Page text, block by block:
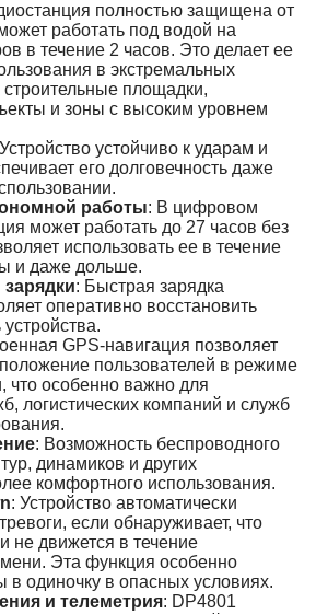
полностью защищена от
работать под водой на
в течение 2 часов. Это делает ее
в экстремальных
строительные площадки,
и зоны с высоким уровнем
устойчиво к ударам и
его долговечность даже
работы: В цифровом
может работать до 27 часов без
использовать ее в течение
и даже дольше.
: Быстрая зарядка
оперативно восстановить
GPS-навигация позволяет
пользователей в режиме
что особенно важно для
логистических компаний и служб
: Возможность беспроводного
динамиков и других
комфортного использования.
: Устройство автоматически
если обнаруживает, что
не движется в течение
Эта функция особенно
в одиночку в опасных условиях.
и телеметрия: DP4801